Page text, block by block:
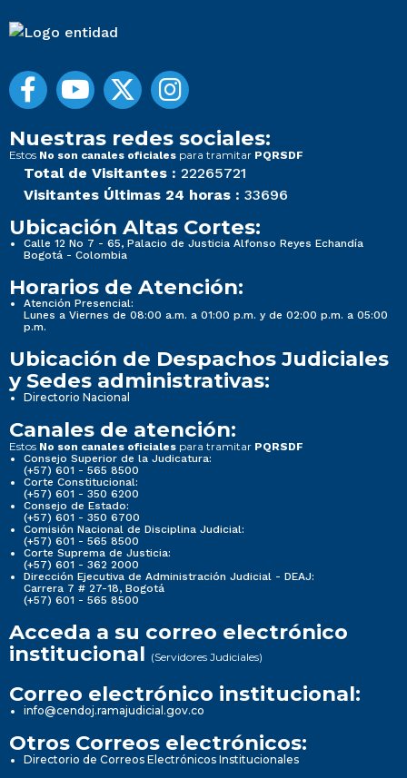
Nuestras redes sociales:
Estos No son canales oficiales para tramitar PQRSDF
Total de Visitantes : 22265721
Visitantes Últimas 24 horas : 33696
Ubicación Altas Cortes:
Calle 12 No 7 - 65, Palacio de Justicia Alfonso Reyes Echandía
Bogotá - Colombia
Horarios de Atención:
Atención Presencial:
Lunes a Viernes de 08:00 a.m. a 01:00 p.m. y de 02:00 p.m. a 05:00
p.m.
Ubicación de Despachos Judiciales
y Sedes administrativas:
Directorio Nacional
Canales de atención:
Estos No son canales oficiales para tramitar PQRSDF
Consejo Superior de la Judicatura:
(+57) 601 - 565 8500
Corte Constitucional:
(+57) 601 - 350 6200
Consejo de Estado:
(+57) 601 - 350 6700
Comisión Nacional de Disciplina Judicial:
(+57) 601 - 565 8500
Corte Suprema de Justicia:
(+57) 601 - 362 2000
Dirección Ejecutiva de Administración Judicial - DEAJ:
Carrera 7 # 27-18, Bogotá
(+57) 601 - 565 8500
Acceda a su correo electrónico
institucional (Servidores Judiciales)
Correo electrónico institucional:
info@cendoj.ramajudicial.gov.co
Otros Correos electrónicos:
Directorio de Correos Electrónicos Institucionales